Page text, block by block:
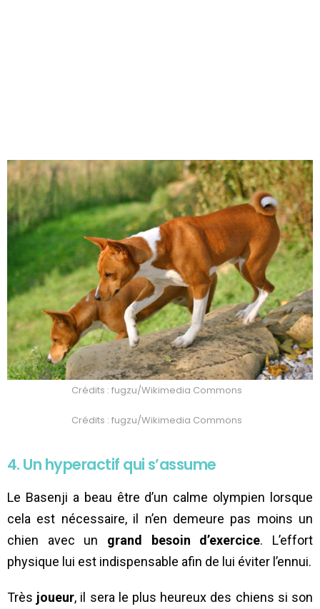
Crédits : fugzu/Wikimedia Commons
Crédits : fugzu/Wikimedia Commons
4. Un hyperactif qui s’assume
Le Basenji a beau être d’un calme olympien lorsque
cela est nécessaire, il n’en demeure pas moins un
chien avec un grand besoin d’exercice. L’effort
physique lui est indispensable afin de lui éviter l’ennui.
Très joueur, il sera le plus heureux des chiens si son